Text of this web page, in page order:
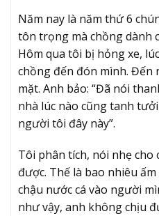
Năm nay là năm thứ 6
tôn trọng mà chồng dành
Hôm qua tôi bị hỏng xe,
chồng đến đón mình. Đến
mặt. Anh bảo: “Đã nói
nhà lúc nào cũng tanh
người tôi đây này”.
Tôi phân tích, nói nhẹ
được. Thế là bao nhiêu
chậu nước cá vào người
như vậy, anh không chịu